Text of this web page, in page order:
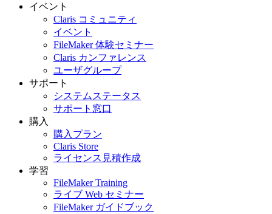
イベント
Claris コミュニティ
イベント
FileMaker 体験セミナー
Claris カンファレンス
ユーザグループ
サポート
システムステータス
サポート窓口
購入
購入プラン
Claris Store
ライセンス見積作成
学習
FileMaker Training
ライブ Web セミナー
FileMaker ガイドブック